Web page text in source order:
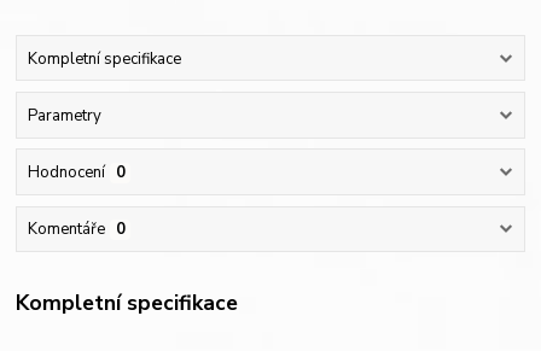
Kompletní specifikace
Parametry
Hodnocení 0
Komentáře 0
Kompletní specifikace